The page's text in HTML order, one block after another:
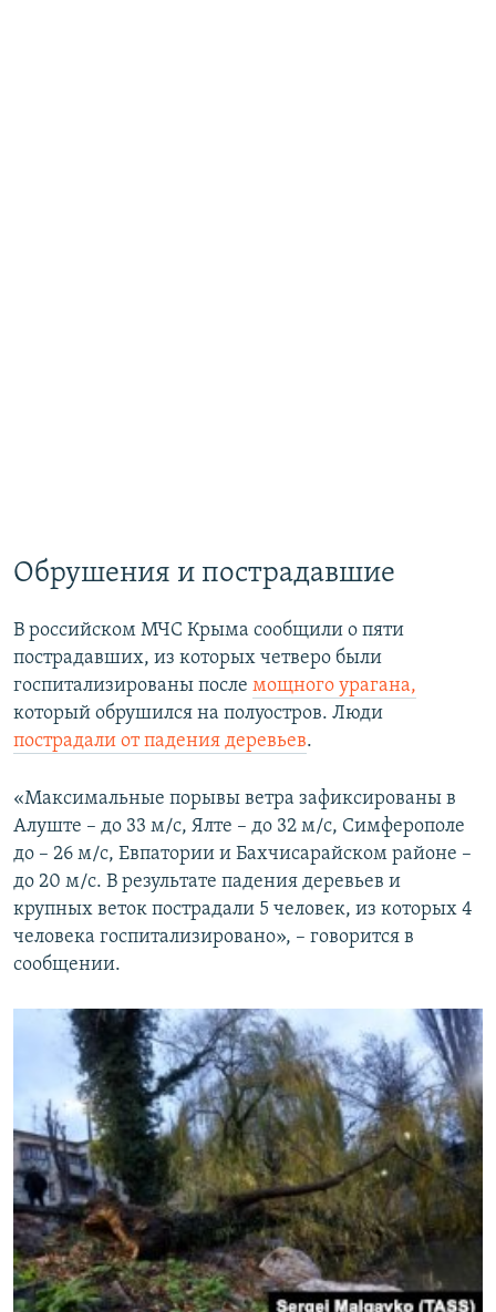
Обрушения и пострадавшие
В российском МЧС Крыма сообщили о пяти
пострадавших, из которых четверо были
госпитализированы после мощного урагана,
который обрушился на полуостров. Люди
пострадали от падения деревьев.
«Максимальные порывы ветра зафиксированы в
Алуште – до 33 м/с, Ялте – до 32 м/с, Симферополе
до – 26 м/с, Евпатории и Бахчисарайском районе –
до 20 м/с. В результате падения деревьев и
крупных веток пострадали 5 человек, из которых 4
человека госпитализировано», – говорится в
сообщении.